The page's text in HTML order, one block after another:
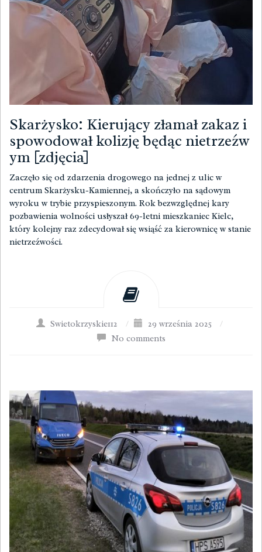
Skarżysko: Kierujący złamał zakaz i
spowodował kolizję będąc nietrzeźw
ym [zdjęcia]
Zaczęło się od zdarzenia drogowego na jednej z ulic w
centrum Skarżysku-Kamiennej, a skończyło na sądowym
wyroku w trybie przyspieszonym. Rok bezwzględnej kary
pozbawienia wolności usłyszał 69-letni mieszkaniec Kielc,
który kolejny raz zdecydował się wsiąść za kierownicę w stanie
nietrzeźwości.
Swietokrzyskie112 / 29 września 2025
/
No comments